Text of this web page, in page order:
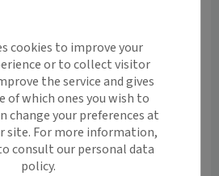
à mobilité réduite: oui
Maps
cookies to improve your
or to collect visitor
the service and gives
of which ones you wish to
change your preferences at
site. For more information,
consult our personal data
policy.